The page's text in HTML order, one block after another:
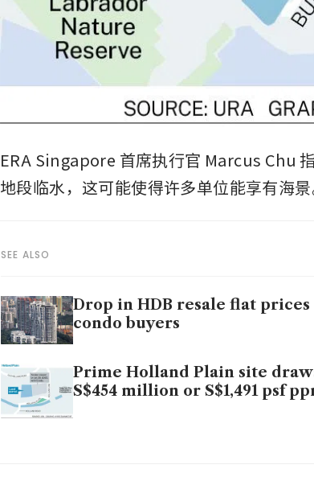
ERA Singapore 首席执行官 Marcus Chu
地段临水，这可能使得许多单位能享有海景
SEE ALSO
Drop in HDB resale flat prices
condo buyers
Prime Holland Plain site
S$454 million or S$1,491 psf